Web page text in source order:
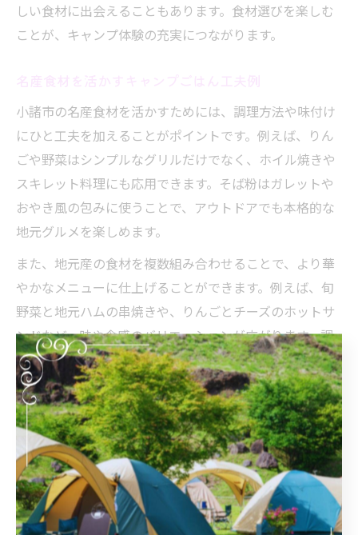
しい食材に出会えることもあります。食材選びを楽しむ
ことが、キャンプ体験の充実につながります。
小諸市の名産食材を活かすためには、調理方法や味付け
にひと工夫を加えることがポイントです。例えば、りん
ごや野菜はシンプルなグリルだけでなく、ホイル焼きや
スキレット料理にも応用できます。そば粉はガレットや
おやき風の包みに使うことで、アウトドアでも本格的な
地元グルメを楽しめます。
また、地元産の食材を複数組み合わせることで、より華
やかなメニューに仕上げることができます。例えば、旬
野菜と地元ハムの串焼きや、りんごとチーズのホットサ
ンドなど、味や食感のバリエーションが広がります。調
理器具も焚火台やスキレット、グリル網などを活用する
ことで、アウトドアならではの香ばしさや食感が楽しめ
ます。
注意点としては、食材の鮮度を保つためクーラーボック
スの活用や、加熱不十分による食中毒防止などがありま
す。現地調達の食材を活かした工夫を凝らすことで、キ
ャンプごはんがより思い出深いものとなります。